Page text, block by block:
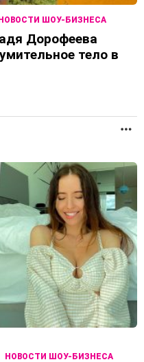
ШОУ-БИЗНЕСА
Дорофеева
тело в
НОВОСТИ ШОУ-БИЗНЕСА